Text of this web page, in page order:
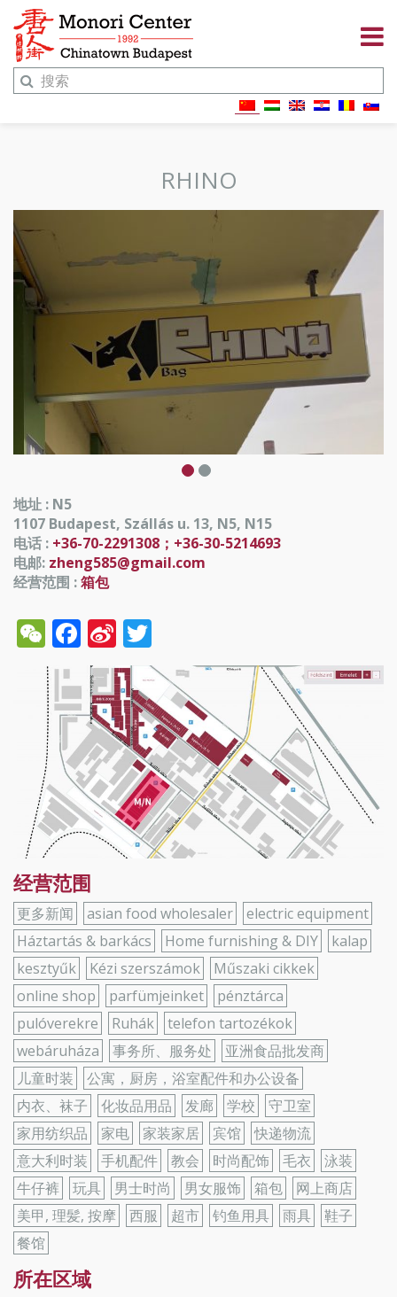
RHINO
地址 : N5
1107 Budapest, Szállás u. 13, N5, N15
电话 : +36-70-2291308；+36-30-5214693
电邮: zheng585@gmail.com
经营范围 :箱包
WeChat
Facebook
Sina
Weibo
经营范围
更多新闻 asian food wholesaler
electric equipment
Háztartás & barkács
Home furnishing & DIY
kalap
kesztyűk
Kézi szerszámok
Műszaki cikkek
online shop
parfümjeinket
pénztárca
pulóverekre
Ruhák
telefon tartozékok
webáruháza
事务所、服务处
亚洲食品批发商
儿童时装
公寓，厨房，浴室配件和办公设备
内衣、袜子
化妆品用品 发廊 学校
守卫室
家用纺织品
家电 家装家居 宾馆
快递物流
意大利时装
手机配件 教会 时尚配饰 毛衣
泳装
牛仔裤
玩具 男士时尚 男女服饰 箱包
网上商店
美甲, 理髪, 按摩
西服 超市 钓鱼用具 雨具
鞋子
餐馆
所在区域